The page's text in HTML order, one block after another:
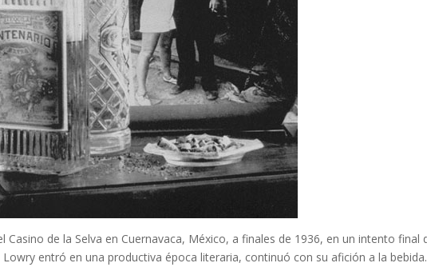
Casino de la Selva en Cuernavaca, México, a finales de 1936, en un intento final
entró en una productiva época literaria, continuó con su afición a la